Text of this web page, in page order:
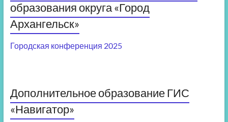
образования округа «Город
Архангельск»
Городская конференция 2025
Дополнительное образование ГИС
«Навигатор»